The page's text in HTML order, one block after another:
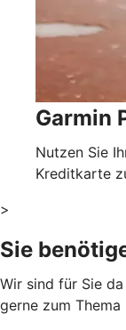
Garmin
Nutzen Sie
Kreditkarte
>
Sie
Wir sind für Sie
gerne zum